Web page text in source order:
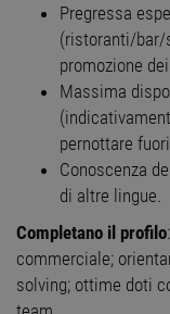
Pregressa
(ristoranti/bar/
promozione
Massima
pernottare
Conoscenza
di altre lingue.
Completano il profilo
commerciale;
solving; ottime doti